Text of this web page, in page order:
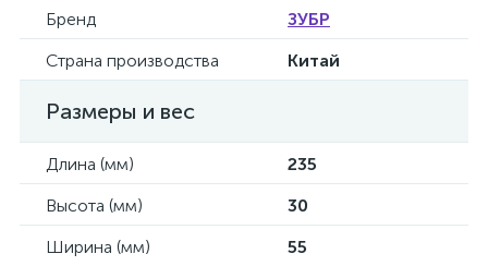
Бренд
ЗУБР
Страна производства
Китай
Размеры и вес
Длина (мм)
235
Высота (мм)
30
Ширина (мм)
55